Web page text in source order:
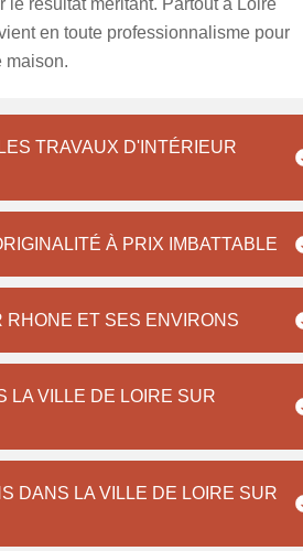
le résultat méritant. Partout à Loire
en toute professionnalisme pour
maison.
TRAVAUX D'INTÉRIEUR
À PRIX IMBATTABLE
RHONE ET SES ENVIRONS
LA VILLE DE LOIRE SUR
DANS LA VILLE DE LOIRE SUR